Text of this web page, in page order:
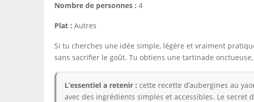
Nombre de personnes : 4
Plat : Autres
Si tu cherches une idée simple, légère et vraiment
sans sacrifier le goût. Tu obtiens une tartinade
L’essentiel a retenir : cette recette d’aubergines au
avec des ingrédients simples et accessibles. Le